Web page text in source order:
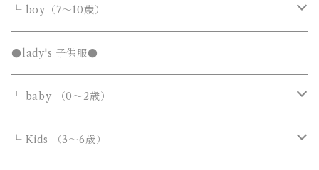
サロペット・オーバーオール
トップス
Tシャツ・カットソー
シャツ・ブラウス
ボトムス
デニムパンツ
スウェットパンツ
アウター
ダウンジャケット・コート
靴・小物
トップス
Tシャツ・カットソー
シャツ・ブラウス
ボトムス
デニムパンツ
スウェットパンツ
アウター
ダウンジャケット・コート
フォーマルスーツ
└ boy（7～10歳）
トップス
Tシャツ・カットソー
シャツ・ブラウス
ボトムス
デニムパンツ
アウター
●lady's 子供服●
└ baby （0～2歳）
カバーオール・ロンパース
└ Kids （3～6歳）